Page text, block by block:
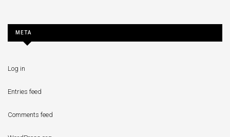
META
Log in
Entries feed
Comments feed